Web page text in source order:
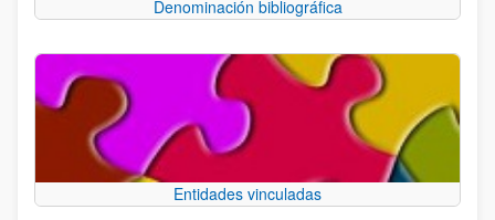
Denominación bibliográfica
Entidades vinculadas